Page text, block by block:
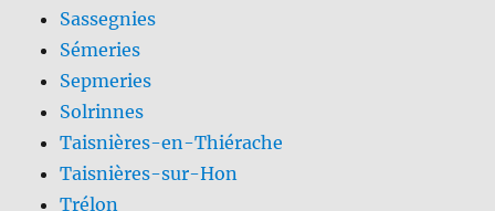
Sassegnies
Sémeries
Sepmeries
Solrinnes
Taisnières-en-Thiérache
Taisnières-sur-Hon
Trélon